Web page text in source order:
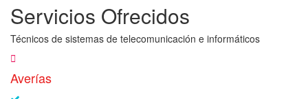
Servicios Ofrecidos
Técnicos de sistemas de telecomunicación e informáticos
Averías